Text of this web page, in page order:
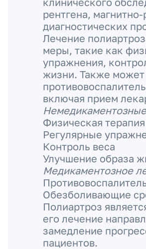
рентгена,
диагностических
Лечение
меры, такие как
упражнения,
жизни. Также может
включая прием
Физическая терапия
Регулярные
Контроль веса
Улучшение образа
Медикаментозное
Обезболивающие
Полиартроз
его лечение
замедление
пациентов.